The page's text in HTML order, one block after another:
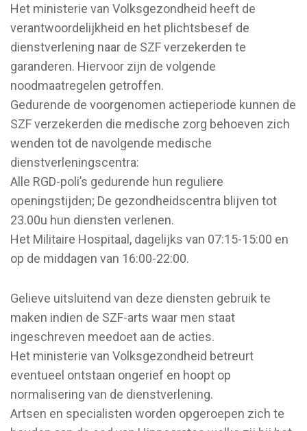
Het ministerie van Volksgezondheid heeft de
verantwoordelijkheid en het plichtsbesef de
dienstverlening naar de SZF verzekerden te
garanderen. Hiervoor zijn de volgende
noodmaatregelen getroffen.
Gedurende de voorgenomen actieperiode kunnen de
SZF verzekerden die medische zorg behoeven zich
wenden tot de navolgende medische
dienstverleningscentra:
Alle RGD-poli’s gedurende hun reguliere
openingstijden; De gezondheidscentra blijven tot
23.00u hun diensten verlenen.
Het Militaire Hospitaal, dagelijks van 07:15-15:00 en
op de middagen van 16:00-22:00.
Gelieve uitsluitend van deze diensten gebruik te
maken indien de SZF-arts waar men staat
ingeschreven meedoet aan de acties.
Het ministerie van Volksgezondheid betreurt
eventueel ontstaan ongerief en hoopt op
normalisering van de dienstverlening.
Artsen en specialisten worden opgeroepen zich te